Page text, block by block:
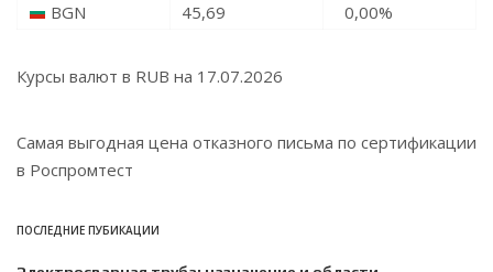
BGN
45,69 0,00%
Курсы валют в RUB на 17.07.2026
Самая выгодная цена отказного письма по сертификации
в Роспромтест
ПОСЛЕДНИЕ ПУБИКАЦИИ